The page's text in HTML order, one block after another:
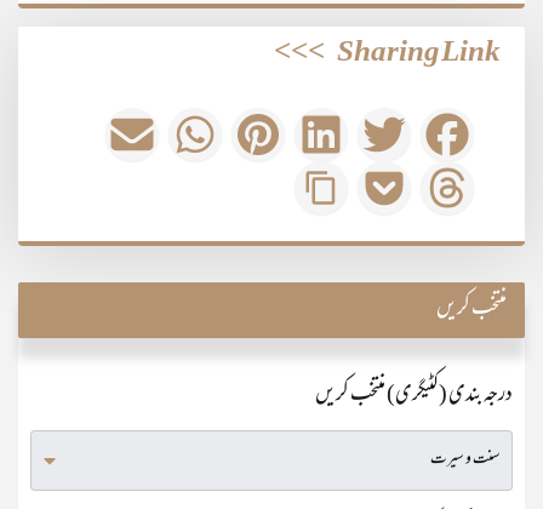
Sharing Link
>>>
منتخب کریں
درجہ بندی (کٹیگری) منتخب کریں